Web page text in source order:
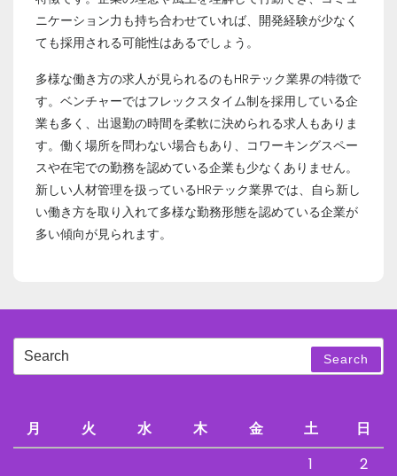
ニケーション力も持ち合わせていれば、開発経験が少なく
ても採用される可能性はあるでしょう。
多様な働き方の求人が見られるのもHRテック業界の特徴で
す。ベンチャーではフレックスタイム制を採用している企
業も多く、出退勤の時間を柔軟に決められる求人もありま
す。働く場所を問わない場合もあり、コワーキングスペー
スや在宅での勤務を認めている企業も少なくありません。
新しい人材管理を扱っているHRテック業界では、自ら新し
い働き方を取り入れて多様な勤務形態を認めている企業が
多い傾向が見られます。
Search
for:
Search
月 火 水 木 金 土
日
1
2